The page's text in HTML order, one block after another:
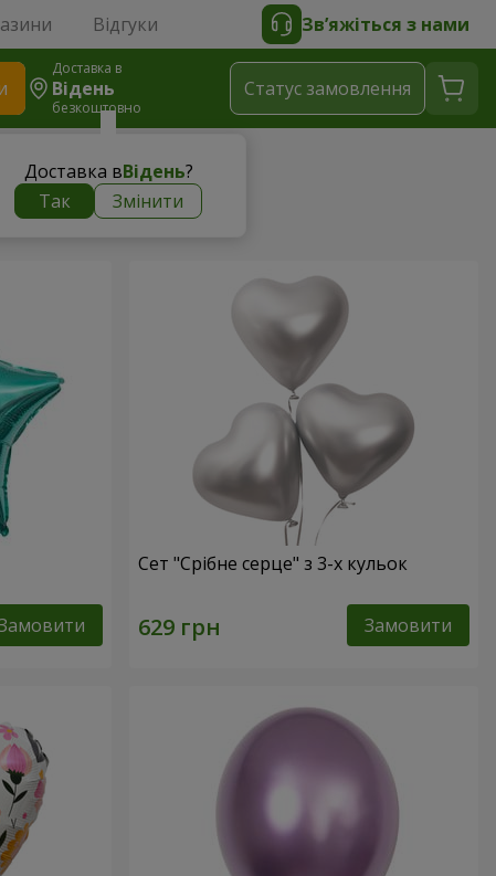
Відгуки Зв’яжіться з нами
Доставка в
Відень
безкоштовно
Доставка вВідень?
Так
Змінити
Статус замовлення
Сет "Срібне серце" з 3-х кульок
Замовити